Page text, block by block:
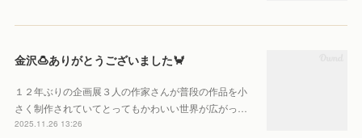
金沢🍮ありがとうございました🦀
１２年ぶりの企画展３人の作家さんが普段の作品を小
さく制作されていてとってもかわいい世界が広がっ…
2025.11.26 13:26